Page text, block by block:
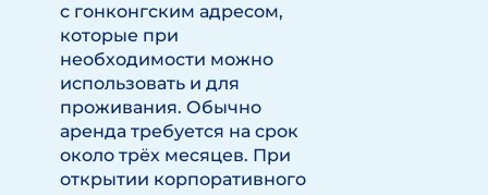
с гонконгским адресом,
которые при
необходимости можно
использовать и для
проживания. Обычно
аренда требуется на срок
около трёх месяцев. При
открытии корпоративного